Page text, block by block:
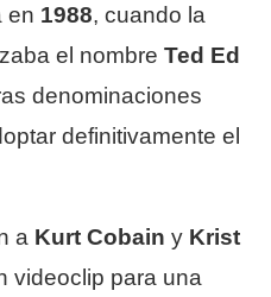
en 1988, cuando la
el nombre Ted Ed
denominaciones
definitivamente el
a Kurt Cobain y Krist
videoclip para una